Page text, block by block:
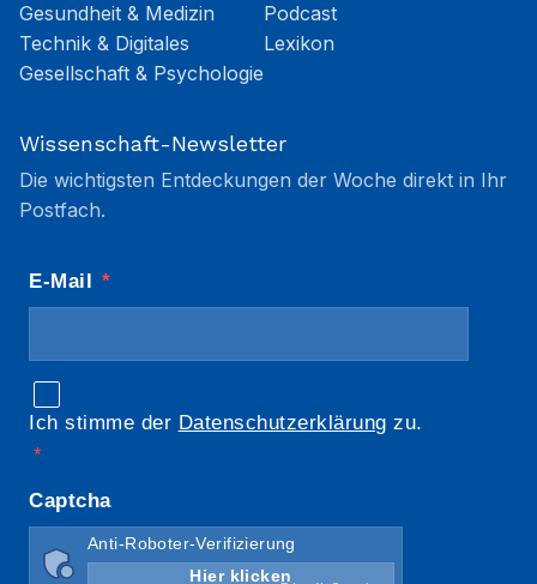
Gesundheit & Medizin
Technik & Digitales
Gesellschaft & Psychologie
Podcast
Lexikon
Wissenschaft-Newsletter
Die wichtigsten Entdeckungen der Woche direkt in Ihr
Postfach.